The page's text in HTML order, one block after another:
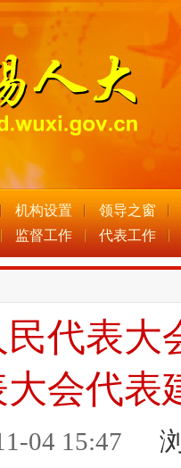
机构设置
领导之窗
监督工作 代表工作
代表大
大会代表
04 15:47 浏